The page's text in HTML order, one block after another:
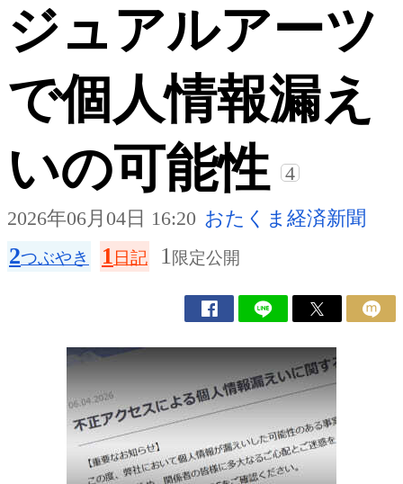
ジュアルアーツ
で個人情報漏え
いの可能性
4
2026年06月04日 16:20 おたくま経済新聞
2つぶやき 1 日記 1 限定公開